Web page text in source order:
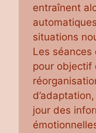
entraînent
situations
Les séances
pour objectif
jour des